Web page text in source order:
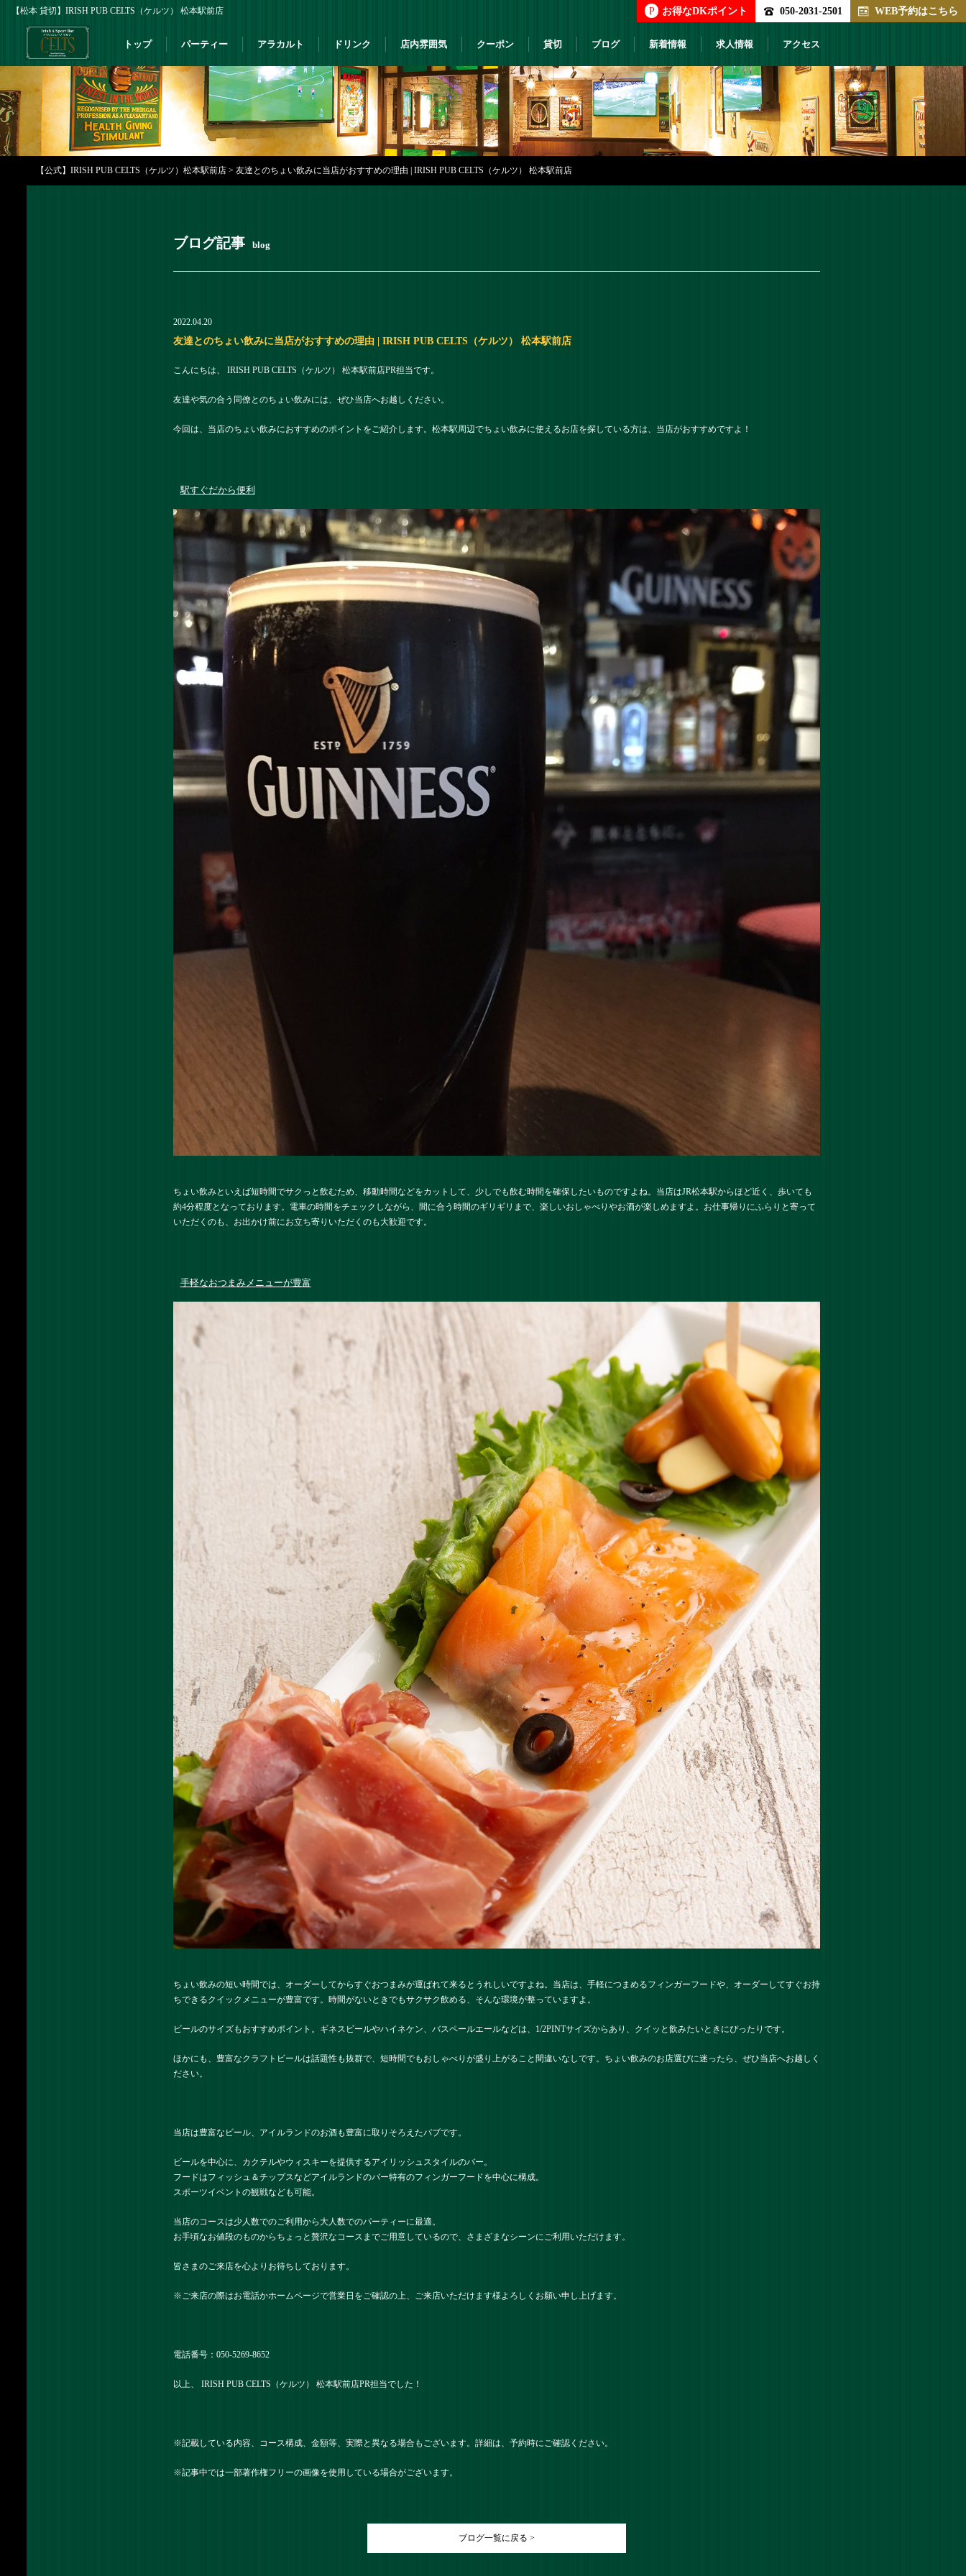
【松本 貸切】IRISH PUB CELTS（ケルツ） 松本駅前店 P お得なDKポイント 050-2031-2501 WEB予約はこちら
トップ パーティー アラカルト ドリンク 店内雰囲気 クーポン 貸切 ブログ 新着情報 求人情報 アクセス
【公式】IRISH PUB CELTS（ケルツ）松本駅前店 > 友達とのちょい飲みに当店がおすすめの理由 | IRISH PUB CELTS（ケルツ） 松本駅前店
ブログ記事 blog
2022.04.20
友達とのちょい飲みに当店がおすすめの理由 | IRISH PUB CELTS（ケルツ） 松本駅前店
こんにちは、 IRISH PUB CELTS（ケルツ） 松本駅前店PR担当です。
友達や気の合う同僚とのちょい飲みには、ぜひ当店へお越しください。
今回は、当店のちょい飲みにおすすめのポイントをご紹介します。松本駅周辺でちょい飲みに使えるお店を探している方は、当店がおすすめですよ！
駅すぐだから便利
ちょい飲みといえば短時間でサクっと飲むため、移動時間などをカットして、少しでも飲む時間を確保したいものですよね。当店はJR松本駅からほど近く、歩いても
約4分程度となっております。電車の時間をチェックしながら、間に合う時間のギリギリまで、楽しいおしゃべりやお酒が楽しめますよ。お仕事帰りにふらりと寄って
いただくのも、お出かけ前にお立ち寄りいただくのも大歓迎です。
手軽なおつまみメニューが豊富
ちょい飲みの短い時間では、オーダーしてからすぐおつまみが運ばれて来るとうれしいですよね。当店は、手軽につまめるフィンガーフードや、オーダーしてすぐお持
ちできるクイックメニューが豊富です。時間がないときでもサクサク飲める、そんな環境が整っていますよ。
ビールのサイズもおすすめポイント。ギネスビールやハイネケン、バスペールエールなどは、1/2PINTサイズからあり、クイッと飲みたいときにぴったりです。
ほかにも、豊富なクラフトビールは話題性も抜群で、短時間でもおしゃべりが盛り上がること間違いなしです。ちょい飲みのお店選びに迷ったら、ぜひ当店へお越しく
ださい。
当店は豊富なビール、アイルランドのお酒も豊富に取りそろえたパブです。
ビールを中心に、カクテルやウィスキーを提供するアイリッシュスタイルのバー。
フードはフィッシュ＆チップスなどアイルランドのバー特有のフィンガーフードを中心に構成。
スポーツイベントの観戦なども可能。
当店のコースは少人数でのご利用から大人数でのパーティーに最適。
お手頃なお値段のものからちょっと贅沢なコースまでご用意しているので、さまざまなシーンにご利用いただけます。
皆さまのご来店を心よりお待ちしております。
※ご来店の際はお電話かホームページで営業日をご確認の上、ご来店いただけます様よろしくお願い申し上げます。
電話番号：050-5269-8652
以上、 IRISH PUB CELTS（ケルツ） 松本駅前店PR担当でした！
※記載している内容、コース構成、金額等、実際と異なる場合もございます。詳細は、予約時にご確認ください。
※記事中では一部著作権フリーの画像を使用している場合がございます。
ブログ一覧に戻る >